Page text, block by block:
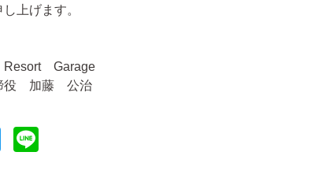
上げます。
Garage
役 加藤 公治
Twitter